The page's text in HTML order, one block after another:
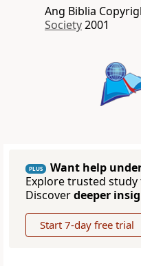
Ang Biblia
Society2001
PLUS
Want help
Explore trusted
Discoverdeeper
Start 7-day free trial